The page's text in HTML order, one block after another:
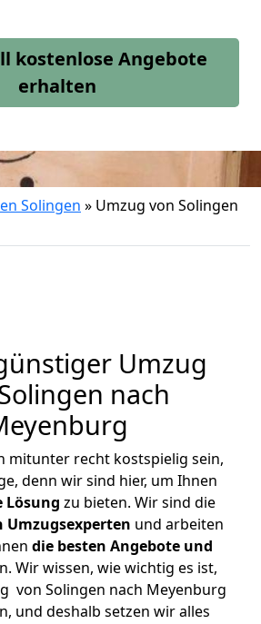
kostenlose Angebote
erhalten
Solingen » Umzug von Solingen
Umzug
nach
mitunter recht kostspielig sein,
denn wir sind hier, um Ihnen
Lösung zu bieten. Wir sind die
Umzugsexperten und arbeiten
die besten Angebote und
Wir wissen, wie wichtig es ist,
von Solingen nach Meyenburg
und deshalb setzen wir alles